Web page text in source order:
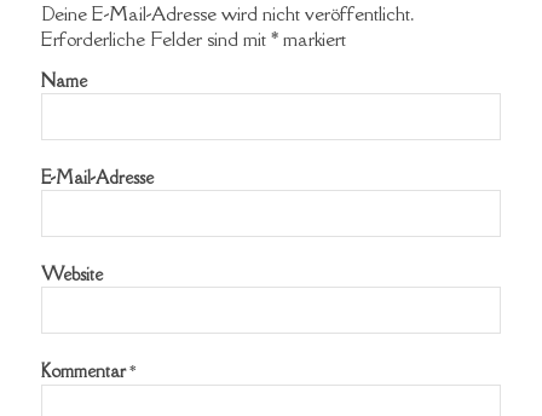
Deine E-Mail-Adresse wird nicht veröffentlicht.
Erforderliche Felder sind mit *markiert
Name
E-Mail-Adresse
Website
Kommentar*